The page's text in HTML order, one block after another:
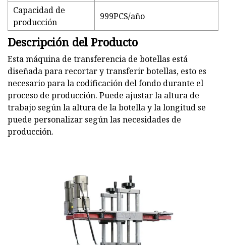
Capacidad de
producción
999PCS/año
Descripción del Producto
Esta máquina de transferencia de botellas está
diseñada para recortar y transferir botellas, esto es
necesario para la codificación del fondo durante el
proceso de producción. Puede ajustar la altura de
trabajo según la altura de la botella y la longitud se
puede personalizar según las necesidades de
producción.